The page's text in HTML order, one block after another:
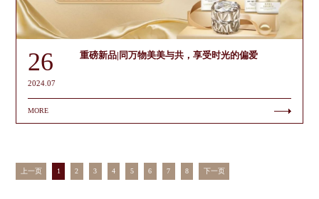
26
2024.07
重磅新品|同万物美美与共，享受时光的偏爱
MORE
上一页 1 2 3 4 5 6 7 8 下一页